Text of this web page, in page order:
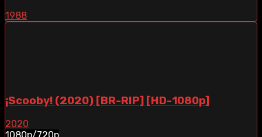
1988
¡Scooby! (2020) [BR-RIP] [HD-1080p]
2020
1080p/720p